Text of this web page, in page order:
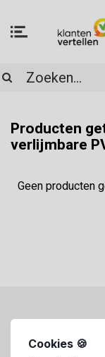
Cookies 🍪
Producten
verlijmbare
Geen producten